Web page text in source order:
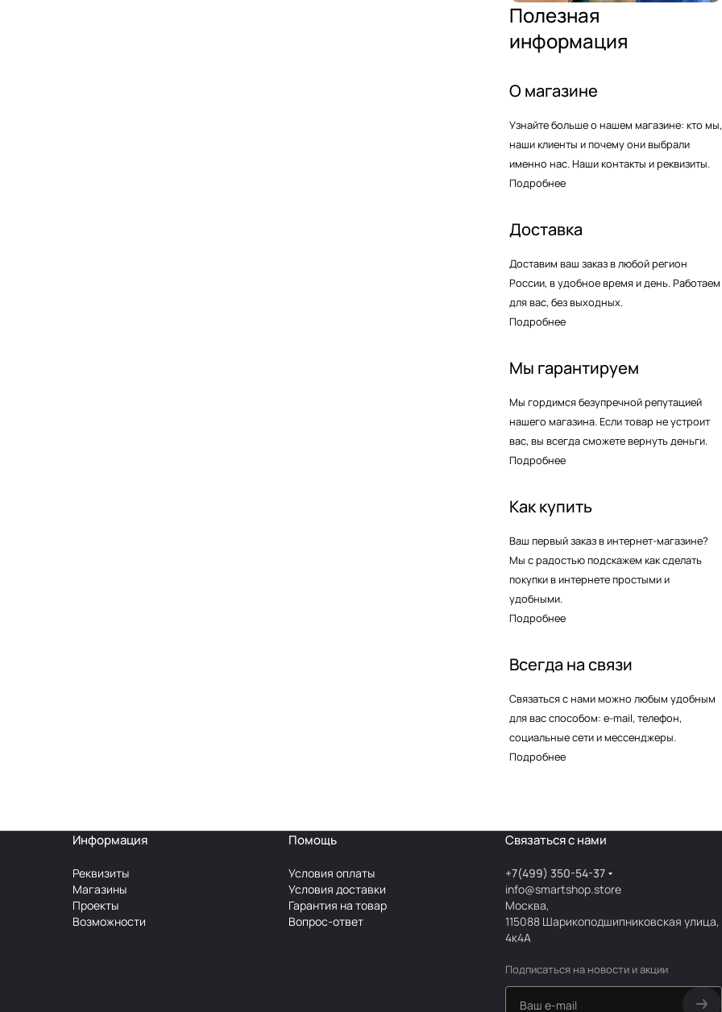
Полезная
информация
О магазине
Узнайте больше о нашем магазине: кто мы,
наши клиенты и почему они выбрали
именно нас. Наши контакты и реквизиты.
Подробнее
Доставка
Доставим ваш заказ в любой регион
России, в удобное время и день. Работаем
для вас, без выходных.
Подробнее
Мы гарантируем
Мы гордимся безупречной репутацией
нашего магазина. Если товар не устроит
вас, вы всегда сможете вернуть деньги.
Подробнее
Как купить
Ваш первый заказ в интернет-магазине?
Мы с радостью подскажем как сделать
покупки в интернете простыми и
удобными.
Подробнее
Всегда на связи
Связаться с нами можно любым удобным
для вас способом: e-mail, телефон,
социальные сети и мессенджеры.
Подробнее
Информация
Реквизиты
Магазины
Проекты
Возможности
Помощь
Условия оплаты
Условия доставки
Гарантия на товар
Вопрос-ответ
Связаться с нами
+7(499) 350-54-37
info@smartshop.store
Москва,
115088 Шарикоподшипниковская улица,
4к4А
Подписаться на новости и акции